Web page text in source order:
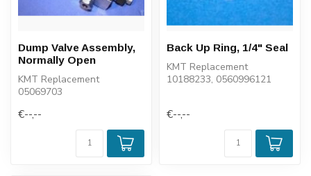
Dump Valve Assembly,
Normally Open
KMT Replacement
05069703
€--,--
Back Up Ring, 1/4" Seal
KMT Replacement
10188233, 0560996121
€--,--